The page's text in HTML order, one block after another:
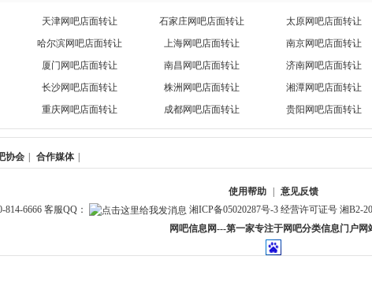
天津网吧店面转让 石家庄网吧店面转让 太原网吧店面转让
哈尔滨网吧店面转让 上海网吧店面转让 南京网吧店面转让
厦门网吧店面转让 南昌网吧店面转让 济南网吧店面转让
长沙网吧店面转让 株洲网吧店面转让 湘潭网吧店面转让
重庆网吧店面转让 成都网吧店面转让 贵阳网吧店面转让
协会 合作媒体
使用帮助
意见反馈
6666 客服QQ：
湘ICP备05020287号-3 经营许可证号 湘B2-
网吧信息网---第一家专注于网吧分类信息门户网